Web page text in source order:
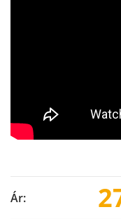
Ár: